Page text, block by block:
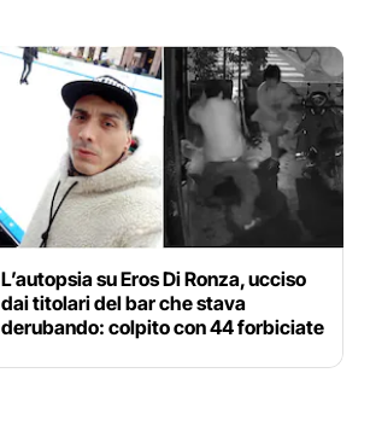
L’autopsia su Eros Di Ronza, ucciso
dai titolari del bar che stava
derubando: colpito con 44 forbiciate